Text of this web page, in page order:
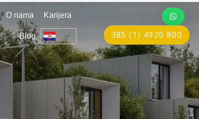
O nama Karijera
Blog 385 (1) 4920 800